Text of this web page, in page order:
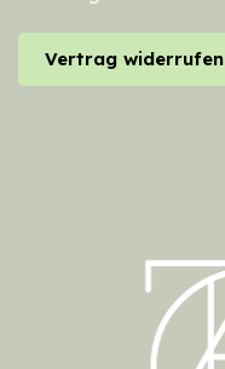
Vertrag widerrufen